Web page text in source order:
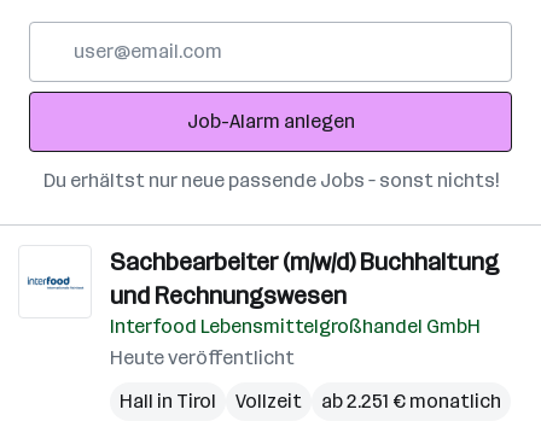
Adresse
Job-Alarm anlegen
Du erhältst nur neue passende Jobs – sonst nichts!
Sachbearbeiter (m/w/d) Buchhaltung
und Rechnungswesen
Interfood Lebensmittelgroßhandel GmbH
Heute veröffentlicht
Hall in Tirol
Vollzeit ab 2.251 € monatlich